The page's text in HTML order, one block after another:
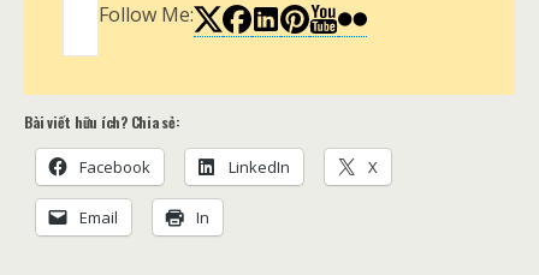
Follow Me:
Bài viết hữu ích? Chia sẻ:
Facebook LinkedIn X
Email In